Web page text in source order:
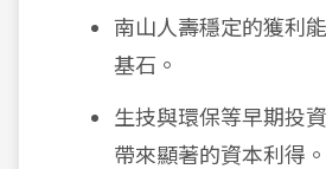
南山人壽穩定的獲利
基石。
生技與環保等早期投
帶來顯著的資本利得。